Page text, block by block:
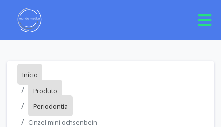
Início
Produto
Periodontia
Cinzel mini ochsenbein